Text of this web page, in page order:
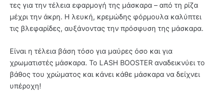
τες για την τέλεια εφαρμογή της μάσκαρα – από τη ρίζα
μέχρι την άκρη. Η λευκή, κρεμώδης φόρμουλα καλύπτει
τις βλεφαρίδες, αυξάνοντας την πρόσφυση της μάσκαρα.
Είναι η τέλεια βάση τόσο για μαύρες όσο και για
χρωματιστές μάσκαρα. Το LASH BOOSTER αναδεικνύει το
βάθος του χρώματος και κάνει κάθε μάσκαρα να δείχνει
υπέροχη!